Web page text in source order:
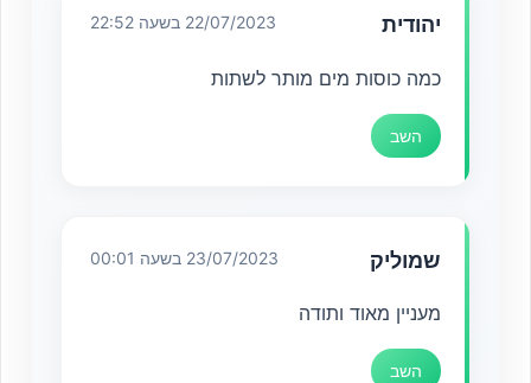
יהודית 22/07/2023 בשעה 22:52
כמה כוסות מים מותר לשתות
השב
שמוליק 23/07/2023 בשעה 00:01
מעניין מאוד ותודה
השב